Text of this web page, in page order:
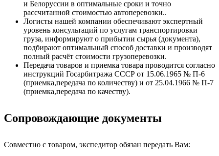
и Белоруссии в оптимальные сроки и точно
рассчитанной стоимостью автоперевозки..
Логисты нашей компании обеспечивают экспертный
уровень консультаций по услугам транспортировки
груза, информируют о прибытии сырья (документа),
подбирают оптимальный способ доставки и производят
полный расчёт стоимости грузоперевозки.
Передача товаров и приемка товара проводится согласно
инструкций Госарбитража СССР от 15.06.1965 № П-6
(приемка,передача по количеству) и от 25.04.1966 № П-7
(приемка,передача по качеству).
Сопровождающие документы
Совместно с товаром, экспедитор обязан передать Вам: